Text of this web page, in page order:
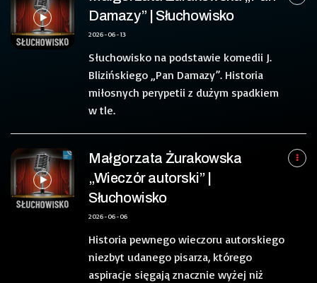
Damazy” | Słuchowisko
2026-06-13
Słuchowisko na podstawie komedii J.
Blizińskiego „Pan Damazy”. Historia
miłosnych perypetii z dużym spadkiem
w tle.
Małgorzata Żurakowska
„Wieczór autorski” |
Słuchowisko
2026-06-06
Historia pewnego wieczoru autorskiego
niezbyt udanego pisarza, którego
aspiracje sięgają znacznie wyżej niż